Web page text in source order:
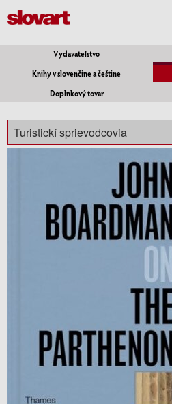
Vydavateľstvo
Knihy v slovenčine a češtine
Doplnkový tovar